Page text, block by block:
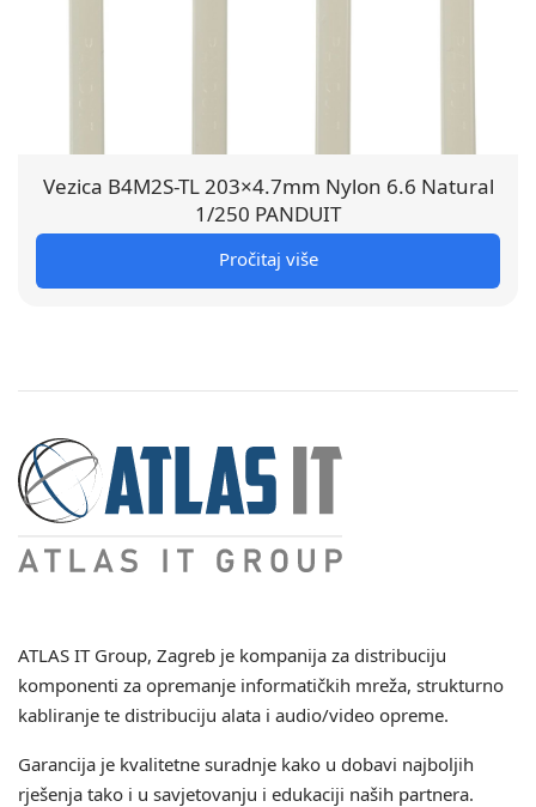
Vezica B4M2S-TL 203×4.7mm Nylon 6.6 Natural
1/250 PANDUIT
Pročitaj više
ATLAS IT Group, Zagreb je kompanija za distribuciju
komponenti za opremanje informatičkih mreža, strukturno
kabliranje te distribuciju alata i audio/video opreme.
Garancija je kvalitetne suradnje kako u dobavi najboljih
rješenja tako i u savjetovanju i edukaciji naših partnera.